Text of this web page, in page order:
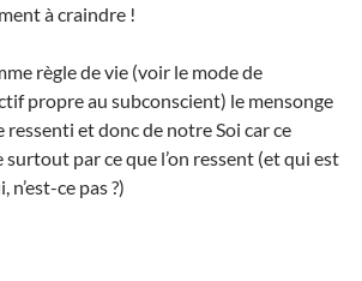
à craindre !
règle de vie (voir le mode de
propre au subconscient) le mensonge
ressenti et donc de notre Soi car ce
par ce que l’on ressent (et qui est
ce pas ?)